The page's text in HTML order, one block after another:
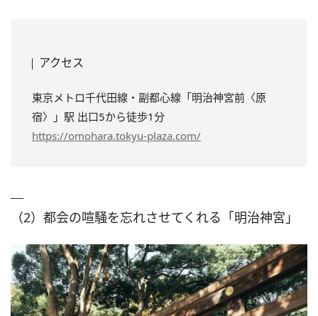
アクセス
東京メトロ千代田線・副都心線「明治神宮前〈原
宿〉」駅 出口5から徒歩1分
https://omohara.tokyu-plaza.com/
（2）都会の喧騒を忘れさせてくれる「明治神宮」